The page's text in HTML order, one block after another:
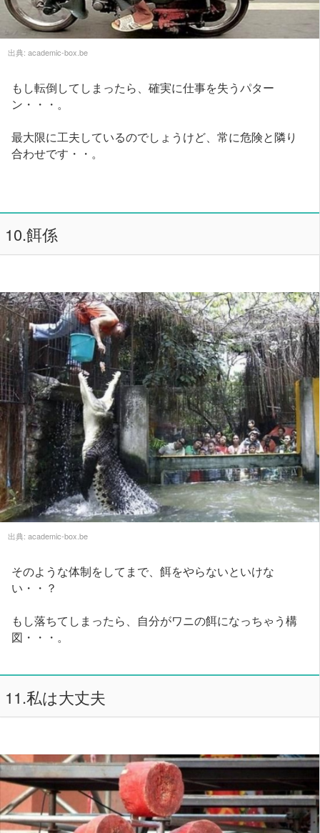
出典: academic-box.be
もし転倒してしまったら、確実に仕事を失うパター
ン・・・。
最大限に工夫しているのでしょうけど、常に危険と隣り
合わせです・・。
10.餌係
出典: academic-box.be
そのような体制をしてまで、餌をやらないといけな
い・・？
もし落ちてしまったら、自分がワニの餌になっちゃう構
図・・・。
11.私は大丈夫